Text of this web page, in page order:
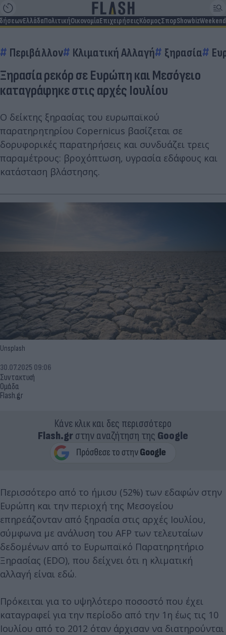
ΕλλάδαΠολιτικήΟικονομίαΕπιχειρήσειςΚόσμοςΣπορShowbizWeekend
Περιβάλλον Κλιματική Αλλαγή ξηρασία
Ξηρασία ρεκόρ σε Ευρώπη και Μεσόγειο
καταγράφηκε στις αρχές Ιουλίου
Ο δείκτης ξηρασίας του ευρωπαϊκού
παρατηρητηρίου Copernicus βασίζεται σε
δορυφορικές παρατηρήσεις και συνδυάζει τρεις
παραμέτρους: βροχόπτωση, υγρασία εδάφους και
κατάσταση βλάστησης.
Unsplash
Συντακτική
Ομάδα
Flash.gr
30.07.2025 09:06
Κάνε κλικ και δες περισσότερο
Flash.grστην αναζήτηση της Google
Περισσότερο από το ήμισυ (52%) των εδαφών στην
Ευρώπη και την περιοχή της Μεσογείου
επηρεάζονταν από ξηρασία στις αρχές Ιουλίου,
σύμφωνα με ανάλυση του AFP των τελευταίων
δεδομένων από το Ευρωπαϊκό Παρατηρητήριο
Ξηρασίας (EDO), που δείχνει ότι η κλιματική
αλλαγή είναι εδώ.
Πρόκειται για το υψηλότερο ποσοστό που έχει
καταγραφεί για την περίοδο από την 1η έως τις 10
Ιουλίου από το 2012 όταν άρχισαν να διατηρούνται